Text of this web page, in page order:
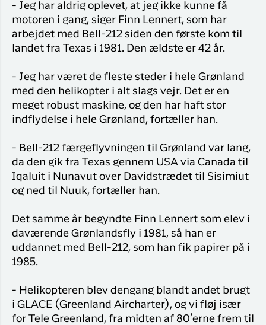
- Jeg har aldrig oplevet, at jeg ikke kunne få
motoren i gang, siger Finn Lennert, som har
arbejdet med Bell-212 siden den første kom til
landet fra Texas i 1981. Den ældste er 42 år.
- Jeg har været de fleste steder i hele Grønland
med den helikopter i alt slags vejr. Det er en
meget robust maskine, og den har haft stor
indflydelse i hele Grønland, fortæller han.
- Bell-212 færgeflyvningen til Grønland var lang,
da den gik fra Texas gennem USA via Canada til
Iqaluit i Nunavut over Davidstrædet til Sisimiut
og ned til Nuuk, fortæller han.
Det samme år begyndte Finn Lennert som elev i
daværende Grønlandsfly i 1981, så han er
uddannet med Bell-212, som han fik papirer på i
1985.
- Helikopteren blev dengang blandt andet brugt
i GLACE (Greenland Aircharter), og vi fløj især
for Tele Greenland, fra midten af 80’erne frem til